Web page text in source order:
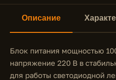
Описание
Блок питания мощностью
напряжение 220 В в
для работы светодиодной